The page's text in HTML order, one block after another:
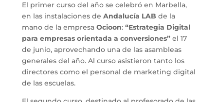
El primer curso del año se celebró en Marbella,
en las instalaciones de Andalucía LAB de la
mano de la empresa Ocioon: “Estrategia Digital
para empresas orientada a conversiones”el 17
de junio, aprovechando una de las asambleas
generales del año. Al curso asistieron tanto los
directores como el personal de marketing digital
de las escuelas.